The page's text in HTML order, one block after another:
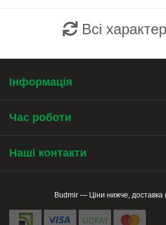
Всі
Інформація
Час роботи
Наші контакти
Budmir — Ціни нижче,